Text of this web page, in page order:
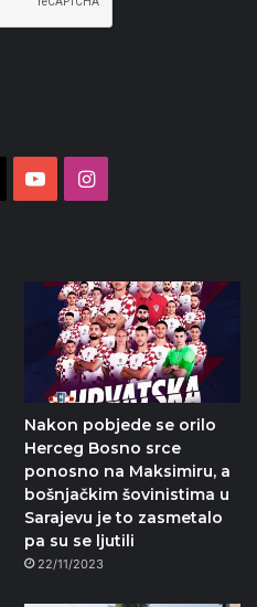
YouTubeInstagram
Nakon pobjede se orilo
Herceg Bosno srce
ponosno na Maksimiru, a
bošnjačkim šovinistima u
Sarajevu je to zasmetalo
pa su se ljutili
22/11/2023